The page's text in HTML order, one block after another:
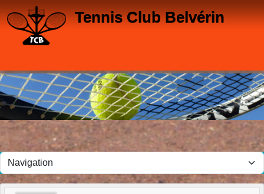
Tennis Club Belvérin
Panneau de gestion des cookies